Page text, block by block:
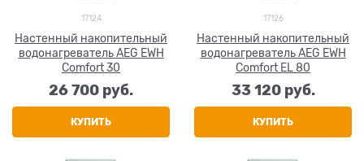
17124
Настенный накопительный
водонагреватель AEG EWH
Comfort 30
26 700 руб.
КУПИТЬ
17126
Настенный накопительный
водонагреватель AEG EWH
Comfort EL 80
33 120 руб.
КУПИТЬ